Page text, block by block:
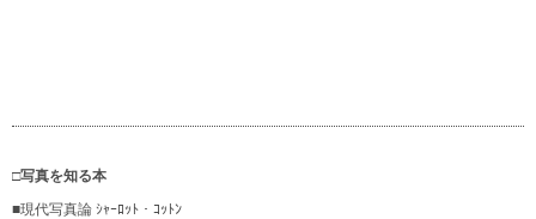
□写真を知る本
■現代写真論 ｼｬｰﾛｯﾄ・ｺｯﾄﾝ